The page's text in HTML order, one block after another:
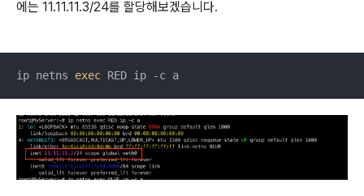
에는 11.11.11.3/24를 할당해보겠습니다.
ip netns exec RED ip -c a